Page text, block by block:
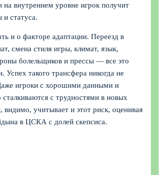
на внутреннем уровне игрок получит
статуса.
и о факторе адаптации. Переезд в
смена стиля игры, климат, язык,
болельщиков и прессы — все это
Успех такого трансфера никогда не
игроки с хорошими данными и
с трудностями в новых
учитывает и этот риск, оценивая
в ЦСКА с долей скепсиса.